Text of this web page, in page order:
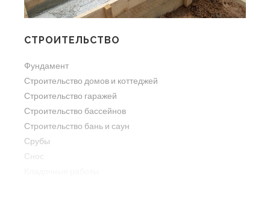
СТРОИТЕЛЬСТВО
Фундамент
Строительство домов и коттеджей
Строительство гаражей
Строительство бассейнов
Строительство бань и саун
Срубы
Снос